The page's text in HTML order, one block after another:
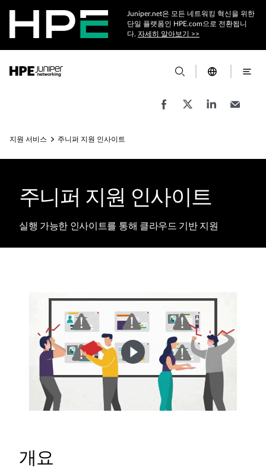
Juniper.net은 모든 네트워킹 혁신을 위한
단일 플랫폼인 HPE.com으로 전환됩니
다. 자세히 알아보기 >>
지원 서비스 주니퍼 지원 인사이트
주니퍼 지원 인사이트
실행 가능한 인사이트를 통해 클라우드 기반 지원
개요